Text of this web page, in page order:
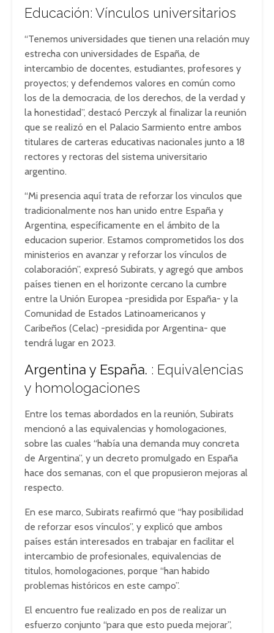
Educación: Vínculos universitarios
“Tenemos universidades que tienen una relación muy
estrecha con universidades de España, de
intercambio de docentes, estudiantes, profesores y
proyectos; y defendemos valores en común como
los de la democracia, de los derechos, de la verdad y
la honestidad”, destacó Perczyk al finalizar la reunión
que se realizó en el Palacio Sarmiento entre ambos
titulares de carteras educativas nacionales junto a 18
rectores y rectoras del sistema universitario
argentino.
“Mi presencia aquí trata de reforzar los vinculos que
tradicionalmente nos han unido entre España y
Argentina, específicamente en el ámbito de la
educacion superior. Estamos comprometidos los dos
ministerios en avanzar y reforzar los vínculos de
colaboración”, expresó Subirats, y agregó que ambos
países tienen en el horizonte cercano la cumbre
entre la Unión Europea -presidida por España- y la
Comunidad de Estados Latinoamericanos y
Caribeños (Celac) -presidida por Argentina- que
tendrá lugar en 2023.
Argentina y España. : Equivalencias
y homologaciones
Entre los temas abordados en la reunión, Subirats
mencionó a las equivalencias y homologaciones,
sobre las cuales “había una demanda muy concreta
de Argentina”, y un decreto promulgado en España
hace dos semanas, con el que propusieron mejoras al
respecto.
En ese marco, Subirats reafirmó que “hay posibilidad
de reforzar esos vínculos”, y explicó que ambos
países están interesados en trabajar en facilitar el
intercambio de profesionales, equivalencias de
titulos, homologaciones, porque “han habido
problemas históricos en este campo”.
El encuentro fue realizado en pos de realizar un
esfuerzo conjunto “para que esto pueda mejorar”,